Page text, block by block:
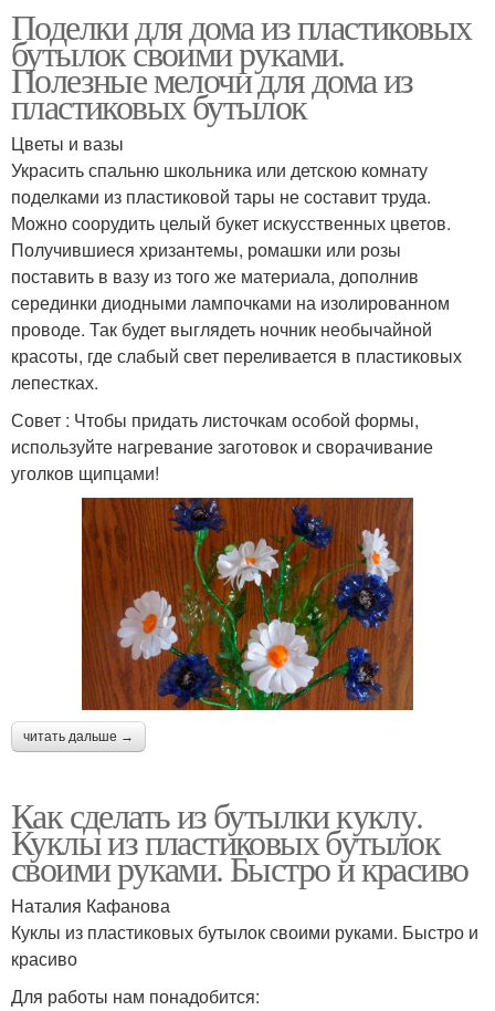
Поделки для дома из пластиковых
бутылок своими руками.
Полезные мелочи для дома из
пластиковых бутылок
Цветы и вазы
Украсить спальню школьника или детскою комнату
поделками из пластиковой тары не составит труда.
Можно соорудить целый букет искусственных цветов.
Получившиеся хризантемы, ромашки или розы
поставить в вазу из того же материала, дополнив
серединки диодными лампочками на изолированном
проводе. Так будет выглядеть ночник необычайной
красоты, где слабый свет переливается в пластиковых
лепестках.
Совет : Чтобы придать листочкам особой формы,
используйте нагревание заготовок и сворачивание
уголков щипцами!
читать дальше →
Как сделать из бутылки куклу.
Куклы из пластиковых бутылок
своими руками. Быстро и красиво
Наталия Кафанова
Куклы из пластиковых бутылок своими руками. Быстро и
красиво
Для работы нам понадобится: